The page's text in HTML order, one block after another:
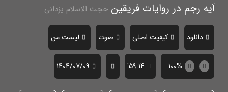
آیه رجم در روایات فریقین حجت الاسلام یزدانی
دانلود کیفیت اصلی صوت لیست من
100%
59:14'
1404/07/09